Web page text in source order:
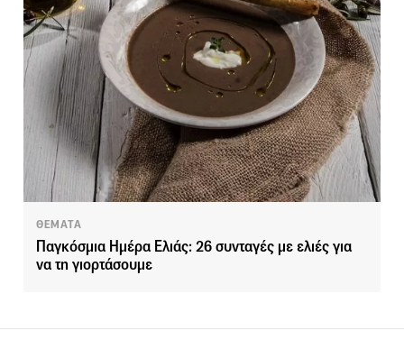
ΘΕΜΑΤΑ
Παγκόσμια Ημέρα Ελιάς: 26 συνταγές με ελιές για
να τη γιορτάσουμε